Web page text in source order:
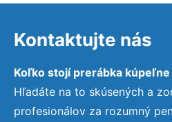
Kontaktujte nás
Koľko stojí prerábka
Hľadáte na to skúsených a
profesionálov za rozumný